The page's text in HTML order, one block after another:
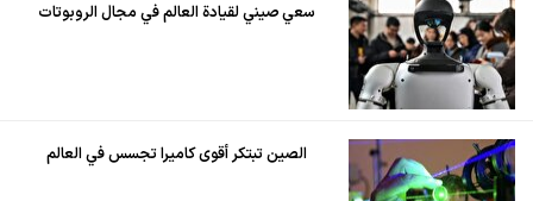
سعي صيني لقيادة العالم في مجال الروبوتات
الصين تبتكر أقوى كاميرا تجسس في العالم